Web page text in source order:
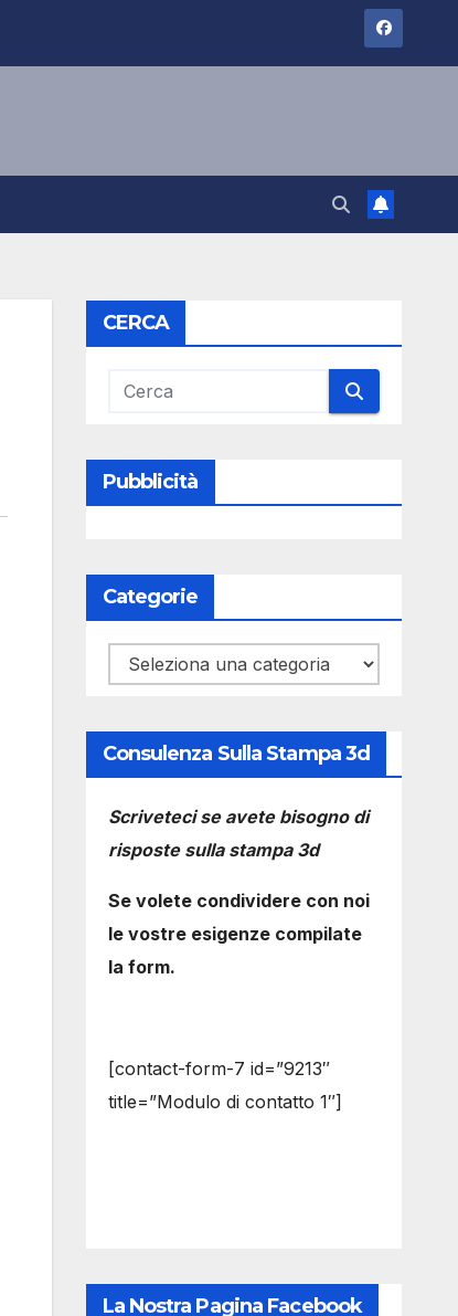
CERCA
Pubblicità
Categorie
Categorie
Consulenza Sulla Stampa 3d
Scriveteci se avete bisogno di
risposte sulla stampa 3d
Se volete condividere con noi
le vostre esigenze compilate
la form.
[contact-form-7 id=”9213″
title=”Modulo di contatto 1″]
La Nostra Pagina Facebook